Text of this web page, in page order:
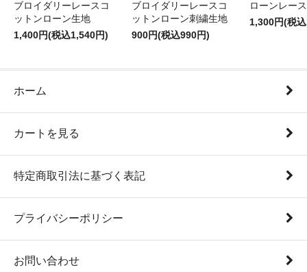
ブロイダリーレースコ
ットンローン生地
1,400円(税込1,540円)
ブロイダリーレースコ
ットンローン刺繍生地
900円(税込990円)
ローンレー
1,300円(税
ホーム
カートを見る
特定商取引法に基づく表記
プライバシーポリシー
お問い合わせ